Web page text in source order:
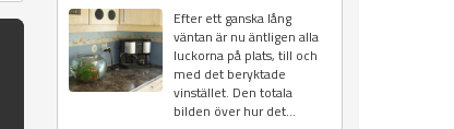
Efter ett ganska lång
väntan är nu äntligen alla
luckorna på plats, till och
med det beryktade
vinstället. Den totala
bilden över hur det...